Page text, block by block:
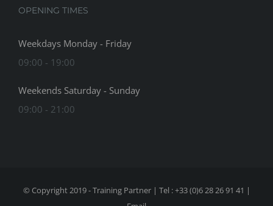
OPENING TIMES
Weekdays Monday - Friday
09:00 - 19:00
Weekends Saturday - Sunday
09:00 - 21:00
© Copyright 2019 - Training Partner | Tel : +33 (0)6 28 26 91 41 |